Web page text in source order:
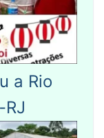
a Rio